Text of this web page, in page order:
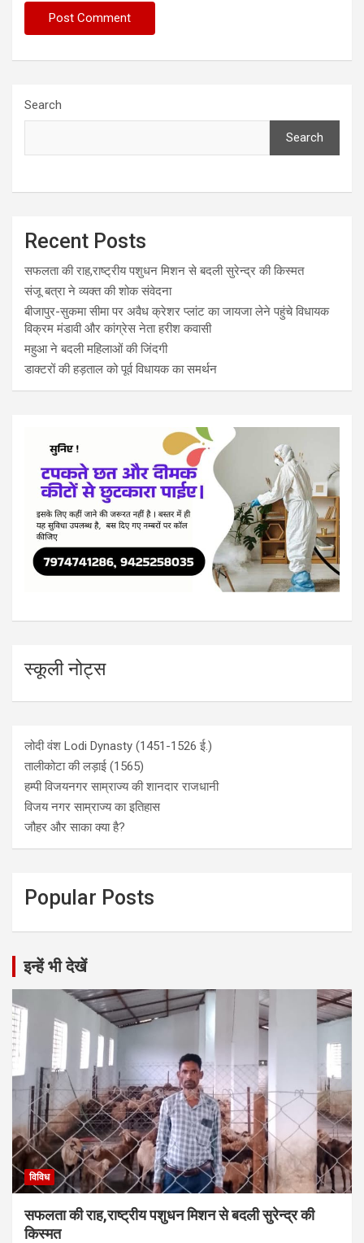
Search
Search
Recent Posts
सफलता की राह,राष्ट्रीय पशुधन मिशन से बदली सुरेन्द्र की किस्मत
संजू बत्रा ने व्यक्त की शोक संवेदना
बीजापुर-सुकमा सीमा पर अवैध क्रेशर प्लांट का जायजा लेने पहुंचे विधायक
विक्रम मंडावी और कांग्रेस नेता हरीश कवासी
महुआ ने बदली महिलाओं की जिंदगी
डाक्टरों की हड़ताल को पूर्व विधायक का समर्थन
स्कूली नोट्स
लोदी वंश Lodi Dynasty (1451-1526 ई.)
तालीकोटा की लड़ाई (1565)
हम्पी विजयनगर साम्राज्य की शानदार राजधानी
विजय नगर साम्राज्य का इतिहास
जौहर और साका क्या है?
Popular Posts
इन्हें भी देखें
विविध
सफलता की राह,राष्ट्रीय पशुधन मिशन से बदली सुरेन्द्र की
किस्मत